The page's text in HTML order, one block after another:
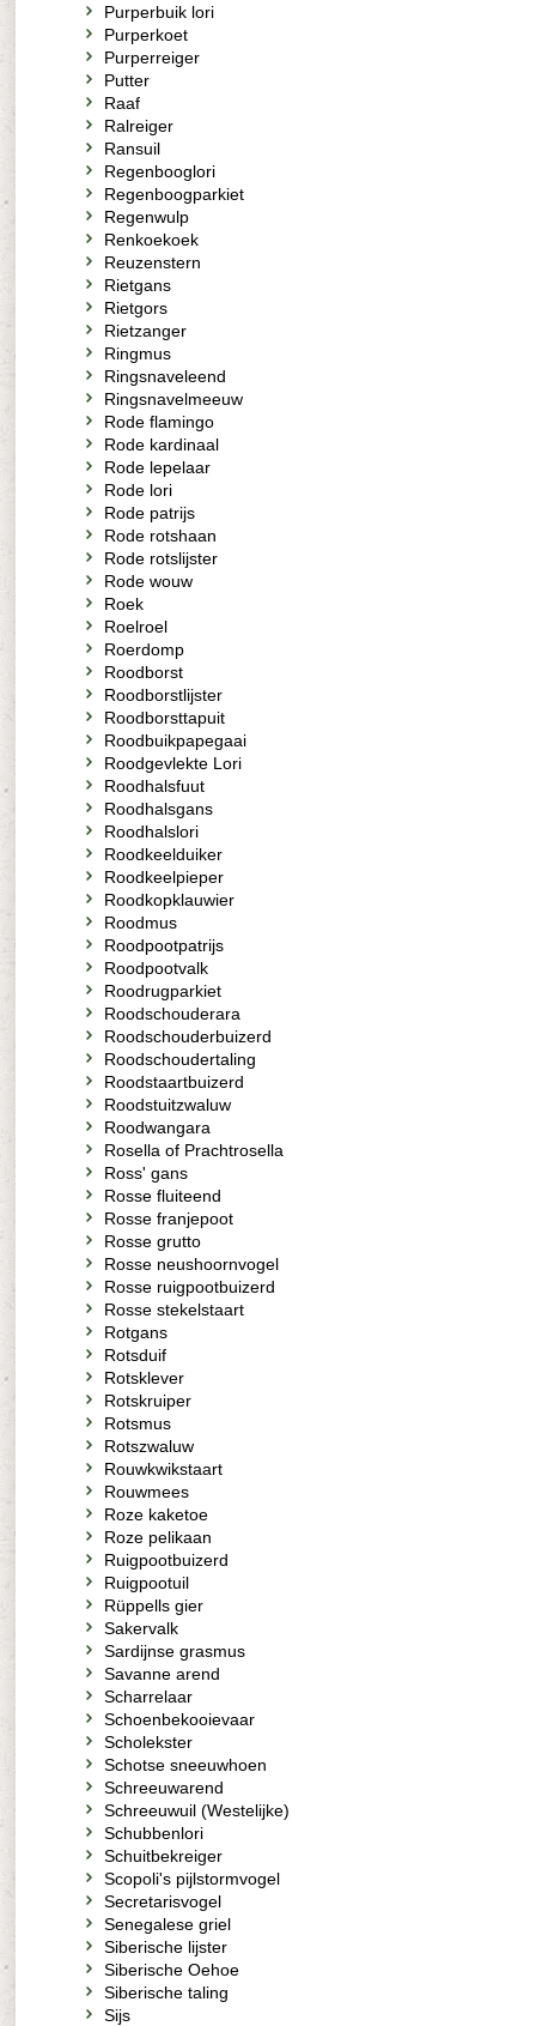
Purperbuik lori
Purperkoet
Purperreiger
Putter
Raaf
Ralreiger
Ransuil
Regenbooglori
Regenboogparkiet
Regenwulp
Renkoekoek
Reuzenstern
Rietgans
Rietgors
Rietzanger
Ringmus
Ringsnaveleend
Ringsnavelmeeuw
Rode flamingo
Rode kardinaal
Rode lepelaar
Rode lori
Rode patrijs
Rode rotshaan
Rode rotslijster
Rode wouw
Roek
Roelroel
Roerdomp
Roodborst
Roodborstlijster
Roodborsttapuit
Roodbuikpapegaai
Roodgevlekte Lori
Roodhalsfuut
Roodhalsgans
Roodhalslori
Roodkeelduiker
Roodkeelpieper
Roodkopklauwier
Roodmus
Roodpootpatrijs
Roodpootvalk
Roodrugparkiet
Roodschouderara
Roodschouderbuizerd
Roodschoudertaling
Roodstaartbuizerd
Roodstuitzwaluw
Roodwangara
Rosella of Prachtrosella
Ross' gans
Rosse fluiteend
Rosse franjepoot
Rosse grutto
Rosse neushoornvogel
Rosse ruigpootbuizerd
Rosse stekelstaart
Rotgans
Rotsduif
Rotsklever
Rotskruiper
Rotsmus
Rotszwaluw
Rouwkwikstaart
Rouwmees
Roze kaketoe
Roze pelikaan
Ruigpootbuizerd
Ruigpootuil
Rüppells gier
Sakervalk
Sardijnse grasmus
Savanne arend
Scharrelaar
Schoenbekooievaar
Scholekster
Schotse sneeuwhoen
Schreeuwarend
Schreeuwuil (Westelijke)
Schubbenlori
Schuitbekreiger
Scopoli's pijlstormvogel
Secretarisvogel
Senegalese griel
Siberische lijster
Siberische Oehoe
Siberische taling
Sijs